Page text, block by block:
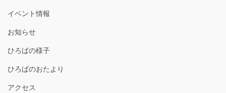
イベント情報
お知らせ
ひろばの様子
ひろばのおたより
アクセス